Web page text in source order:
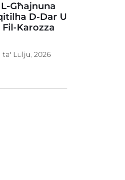
Għajnuna
D-Dar U
Karozza
ta' Lulju, 2026